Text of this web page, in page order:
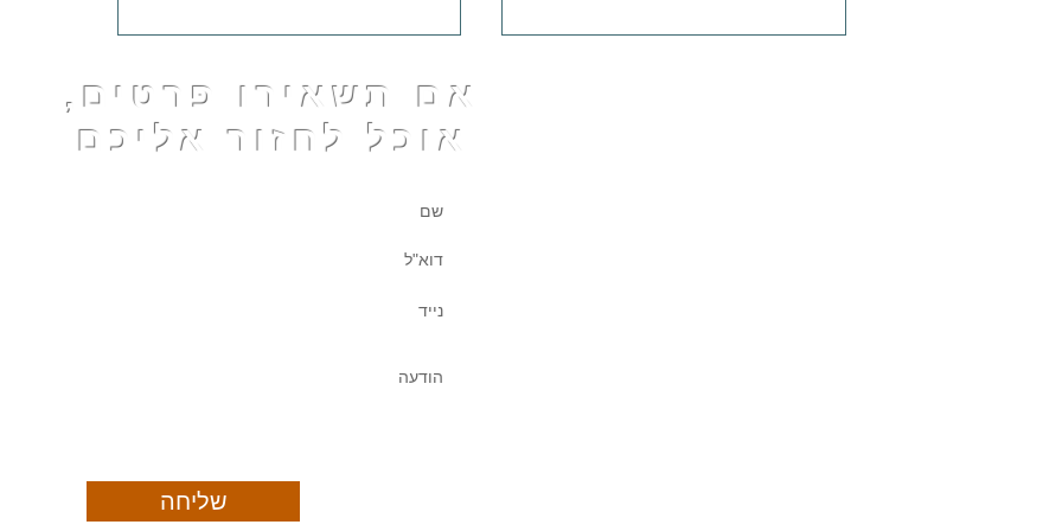
איך אימון אקווה ג'ים משפיע על
אם תשאירו פרטים,
אוכל לחזור אליכם
שליחה